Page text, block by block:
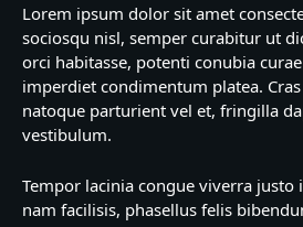
Lorem ipsum dolor sit amet
sociosqu nisl, semper curabitur ut
orci habitasse, potenti conubia
imperdiet condimentum platea.
natoque parturient vel et, fringilla
vestibulum.
Tempor lacinia congue viverra justo
nam facilisis, phasellus felis